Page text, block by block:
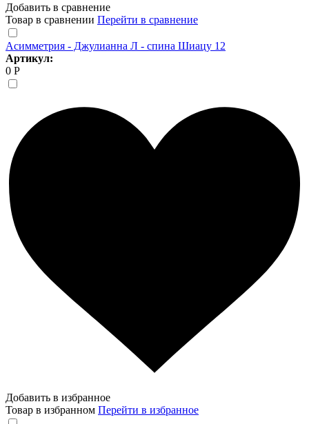
Добавить в сравнение
Товар в сравнении Перейти в сравнение
Асимметрия - Джулианна Л - спина Шиацу 12
Артикул:
0 Р
Добавить в избранное
Товар в избранном Перейти в избранное